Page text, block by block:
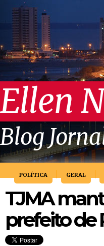
Ellen
Blog
POLÍTICA GERAL
TJMA
prefeito de